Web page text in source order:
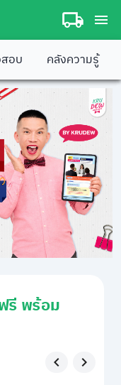
อบ คลังความรู้
รี พร้อม